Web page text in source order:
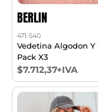
BERLIN
471-540
Vedetina Algodon Y
Pack X3
$7.712,37+IVA